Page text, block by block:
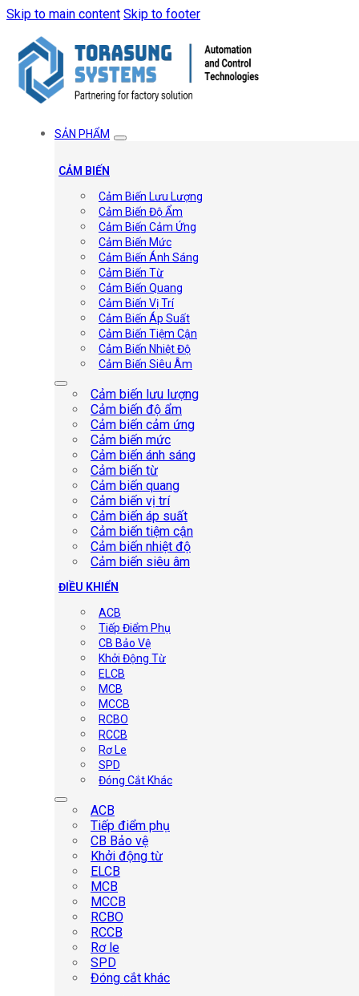
Skip to main content Skip to footer
SẢN PHẨM
CẢM BIẾN
Cảm Biến Lưu Lượng
Cảm Biến Độ Ẩm
Cảm Biến Cảm Ứng
Cảm Biến Mức
Cảm Biến Ánh Sáng
Cảm Biến Từ
Cảm Biến Quang
Cảm Biến Vị Trí
Cảm Biến Áp Suất
Cảm Biến Tiệm Cận
Cảm Biến Nhiệt Độ
Cảm Biến Siêu Âm
Cảm biến lưu lượng
Cảm biến độ ẩm
Cảm biến cảm ứng
Cảm biến mức
Cảm biến ánh sáng
Cảm biến từ
Cảm biến quang
Cảm biến vị trí
Cảm biến áp suất
Cảm biến tiệm cận
Cảm biến nhiệt độ
Cảm biến siêu âm
ĐIỀU KHIỂN
ACB
Tiếp Điểm Phụ
CB Bảo Vệ
Khởi Động Từ
ELCB
MCB
MCCB
RCBO
RCCB
Rơ Le
SPD
Đóng Cắt Khác
ACB
Tiếp điểm phụ
CB Bảo vệ
Khởi động từ
ELCB
MCB
MCCB
RCBO
RCCB
Rơ le
SPD
Đóng cắt khác